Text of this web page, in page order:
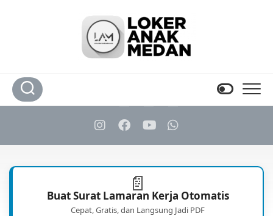
📄
Buat Surat Lamaran Kerja Otomatis
Cepat, Gratis, dan Langsung Jadi PDF